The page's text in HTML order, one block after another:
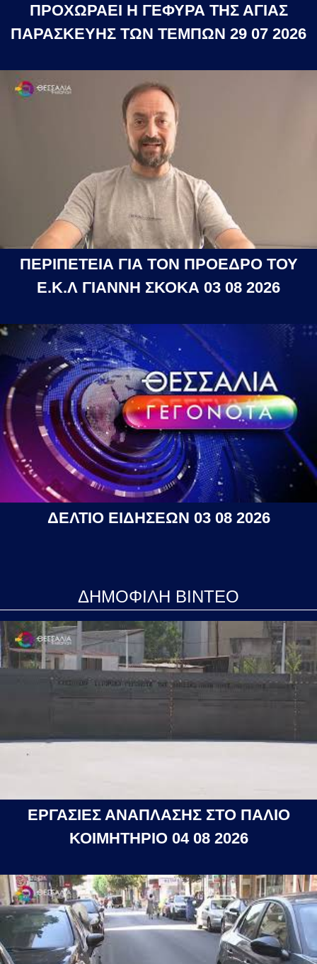
ΠΡΟΧΩΡΑΕΙ Η ΓΕΦΥΡΑ ΤΗΣ ΑΓΙΑΣ
ΠΑΡΑΣΚΕΥΗΣ ΤΩΝ ΤΕΜΠΩΝ 29 07 2026
ΠΕΡΙΠΕΤΕΙΑ ΓΙΑ ΤΟΝ ΠΡΟΕΔΡΟ ΤΟΥ
Ε.Κ.Λ ΓΙΑΝΝΗ ΣΚΟΚΑ 03 08 2026
ΔΕΛΤΙΟ ΕΙΔΗΣΕΩΝ 03 08 2026
ΔΗΜΟΦΙΛΗ ΒΙΝΤΕΟ
ΕΡΓΑΣΙΕΣ ΑΝΑΠΛΑΣΗΣ ΣΤΟ ΠΑΛΙΟ
ΚΟΙΜΗΤΗΡΙΟ 04 08 2026